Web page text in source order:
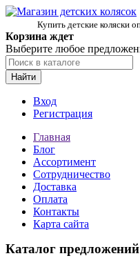
Купить детские коляски
Корзина ждет
Выберите любое
Найти
Вход
Регистрация
Главная
Блог
Ассортимент
Сотрудничество
Доставка
Оплата
Контакты
Карта сайта
Каталог предложений